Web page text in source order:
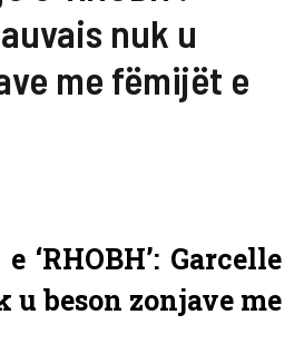
nuk u
me fëmijët e
‘RHOBH’: Garcelle
u beson zonjave me